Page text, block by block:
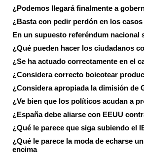
¿Podemos llegará finalmente a
¿Basta con pedir perdón en los
En un supuesto referéndum nacional
¿Qué pueden hacer los ciudadanos
¿Se ha actuado correctamente en el
¿Considera correcto boicotear
¿Considera apropiada la dimisión de
¿Ve bien que los políticos acudan a
¿España debe aliarse con EEUU
¿Qué le parece que siga subiendo el
¿Qué le parece la moda de echarse
encima